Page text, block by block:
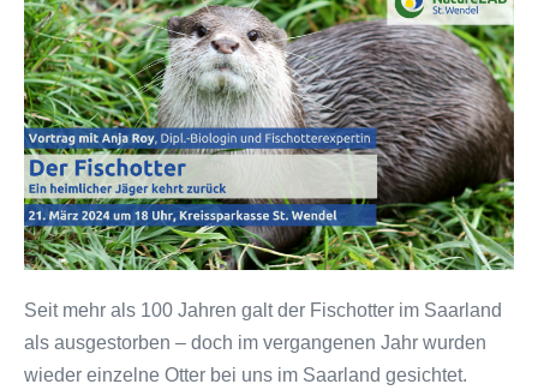
Seit mehr als 100 Jahren galt der Fischotter im Saarland
als ausgestorben – doch im vergangenen Jahr wurden
wieder einzelne Otter bei uns im Saarland gesichtet.